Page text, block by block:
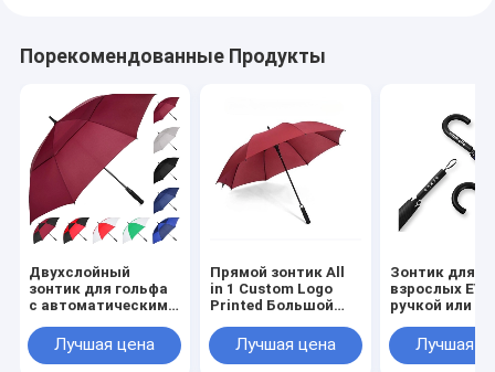
Порекомендованные Продукты
Двухслойный
зонтик для гольфа
с автоматическим
закрытием рукой и
персонализированной
Лучшая цена
Прямой зонтик All
in 1 Custom Logo
Printed Большой
для рекламы
Лучшая цена
Зонтик для
взрослых
ручкой или
логотипом от
Лучшая